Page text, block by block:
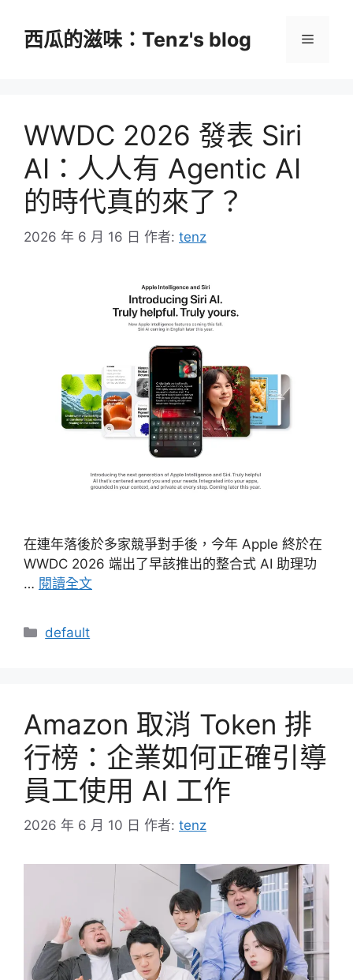
西瓜的滋味：Tenz's blog 選
WWDC 2026 發表 Siri
AI：人人有 Agentic AI
的時代真的來了？
2026 年 6 月 16 日 作者: tenz
在連年落後於多家競爭對手後，今年 Apple 終於在
WWDC 2026 端出了早該推出的整合式 AI 助理功
… 閱讀全文
分
default
Amazon 取消 Token 排
行榜：企業如何正確引導
員工使用 AI 工作
2026 年 6 月 10 日 作者: tenz